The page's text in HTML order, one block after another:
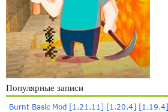
Популярные записи
Burnt Basic Mod [1.21.11] [1.20.4] [1.19.4]